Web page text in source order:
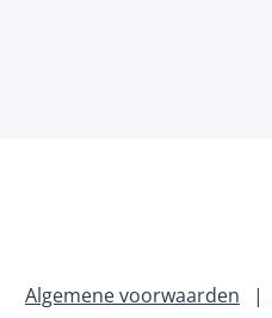
Algemene voorwaarden